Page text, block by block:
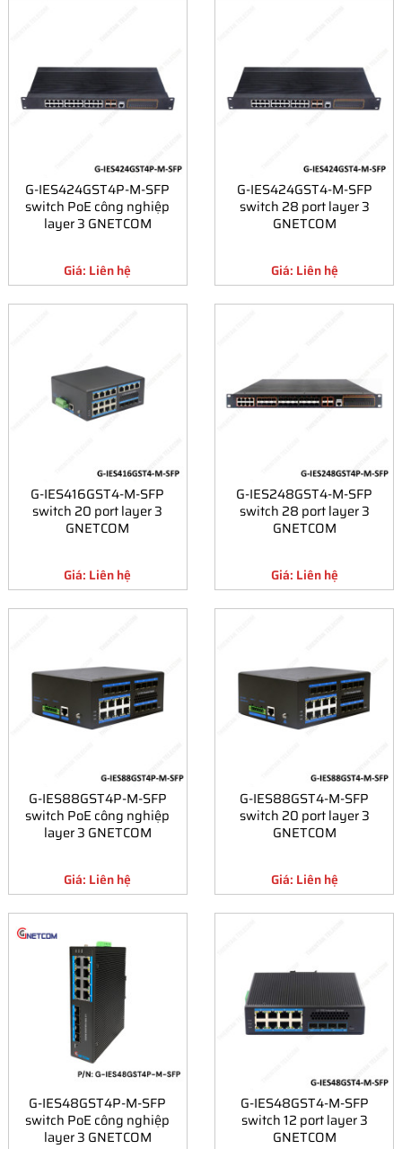
G-IES424GST4P-M-SFP
switch PoE công nghiệp
layer 3 GNETCOM
Giá: Liên hệ
G-IES424GST4-M-SFP
switch 28 port layer 3
GNETCOM
Giá: Liên hệ
G-IES416GST4-M-SFP
switch 20 port layer 3
GNETCOM
Giá: Liên hệ
G-IES248GST4-M-SFP
switch 28 port layer 3
GNETCOM
Giá: Liên hệ
G-IES88GST4P-M-SFP
switch PoE công nghiệp
layer 3 GNETCOM
Giá: Liên hệ
G-IES88GST4-M-SFP
switch 20 port layer 3
GNETCOM
Giá: Liên hệ
G-IES48GST4P-M-SFP
switch PoE công nghiệp
layer 3 GNETCOM
G-IES48GST4-M-SFP
switch 12 port layer 3
GNETCOM